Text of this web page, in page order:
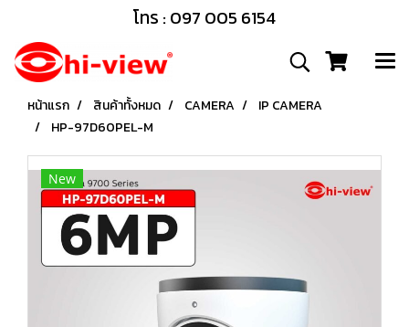
โทร : 097 005 6154
หน้าแรก สินค้าทั้งหมด CAMERA
IP CAMERA
HP-97D60PEL-M
New